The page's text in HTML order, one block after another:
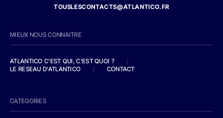
TOUSLESCONTACTS@ATLANTICO.FR
MIEUX NOUS CONNAITRE
ATLANTICO C'EST QUI, C'EST QUOI ?
/
LE RESEAU D'ATLANTICO
/ CONTACT
CATEGORIES